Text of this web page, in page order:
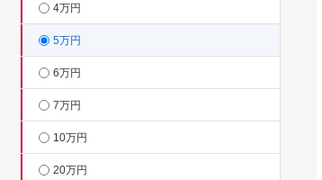
4万円
5万円
6万円
7万円
10万円
20万円